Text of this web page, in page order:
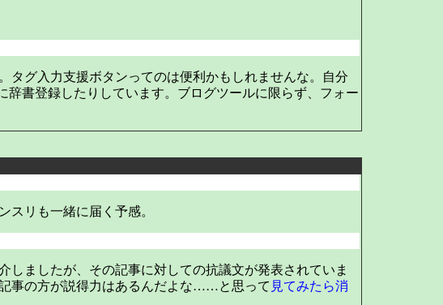
タグ入力支援ボタンってのは便利かもしれませんな。自分
書登録したりしています。ブログツールに限らず、フォー
スリも一緒に届く予感。
ましたが、その記事に対しての抗議文が発表されていま
事の方が説得力はあるんだよな……と思って 見てみたら消